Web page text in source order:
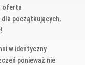
oferta
dla początkujących,
w identyczny
ponieważ nie